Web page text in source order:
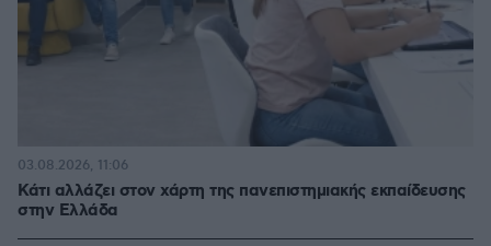
Κάτι αλλάζει στον χάρτη της πανεπιστημιακής εκπαίδευσης
στην Ελλάδα
03.08.2026, 11:06